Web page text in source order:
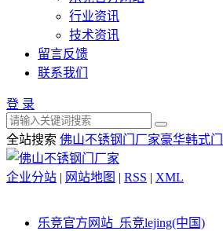
行业资讯
技术资讯
留言反馈
联系我们
登 录
全站搜索 佛山不锈钢门厂家豪华韩式门
企业分站 | 网站地图 | RSS | XML
乐竞官方网站_乐竞lejing(中国)